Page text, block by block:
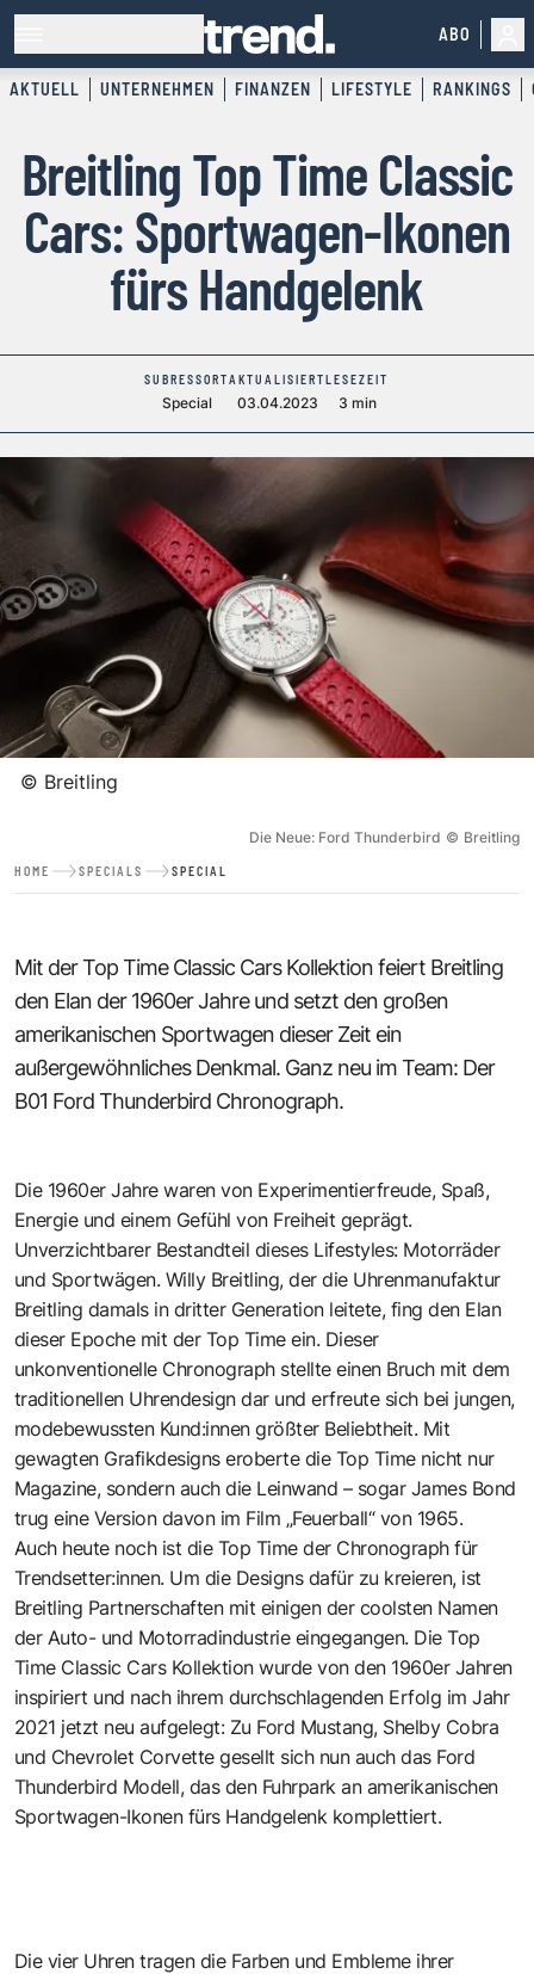
ABO
AKTUELL UNTERNEHMEN FINANZEN LIFESTYLE RANKINGS
Breitling Top Time Classic
Cars: Sportwagen-Ikonen
fürs Handgelenk
SUBRESSORT
Special
AKTUALISIERT
03.04.2023
LESEZEIT
3 min
© Breitling
Die Neue: Ford Thunderbird © Breitling
HOME SPECIALS SPECIAL
Mit derTop Time Classic Cars Kollektionfeiert Breitling
den Elan der 1960er Jahre und setzt den großen
amerikanischen Sportwagen dieser Zeit ein
außergewöhnliches Denkmal. Ganz neu im Team: Der
B01 Ford Thunderbird Chronograph.
Die 1960er Jahre waren von Experimentierfreude, Spaß,
Energie und einem Gefühl von Freiheit geprägt.
Unverzichtbarer Bestandteil dieses Lifestyles: Motorräder
und Sportwägen. Willy Breitling, der die Uhrenmanufaktur
Breitling damals in dritter Generation leitete, fing den Elan
dieser Epoche mit der Top Time ein. Dieser
unkonventionelle Chronograph stellte einen Bruch mit dem
traditionellen Uhrendesign dar und erfreute sich bei jungen,
modebewussten Kund:innen größter Beliebtheit. Mit
gewagten Grafikdesigns eroberte die Top Time nicht nur
Magazine, sondern auch die Leinwand – sogar James Bond
trug eine Version davon im Film „Feuerball“ von 1965.
Auch heute noch ist die Top Time der Chronograph für
Trendsetter:innen. Um die Designs dafür zu kreieren, ist
Breitling Partnerschaften mit einigen der coolsten Namen
der Auto- und Motorradindustrie eingegangen. Die Top
Time Classic Cars Kollektion wurde von den 1960er Jahren
inspiriert und nach ihrem durchschlagenden Erfolg im Jahr
2021 jetzt neu aufgelegt: Zu Ford Mustang, Shelby Cobra
und Chevrolet Corvette gesellt sich nun auch das Ford
Thunderbird Modell, das den Fuhrpark an amerikanischen
Sportwagen-Ikonen fürs Handgelenk komplettiert.
Die vier Uhren tragen die Farben und Embleme ihrer